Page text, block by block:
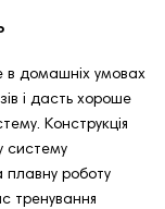
в домашніх умовах
і дасть хороше
Конструкція
систему
плавну роботу
тренування